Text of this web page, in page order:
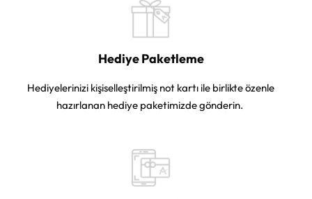
Hediye Paketleme
Hediyelerinizi kişiselleştirilmiş not kartı ile birlikte özenle
hazırlanan hediye paketimizde gönderin.